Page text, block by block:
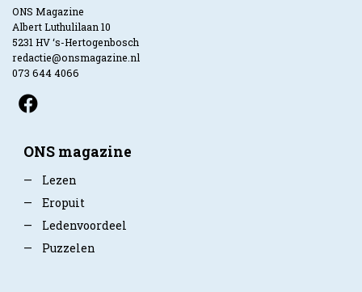
ONS Magazine
Albert Luthulilaan 10
5231 HV ‘s-Hertogenbosch
redactie@onsmagazine.nl
073 644 4066
ONS magazine
—
Lezen
—
Eropuit
—
Ledenvoordeel
—
Puzzelen